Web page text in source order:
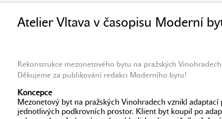
Atelier Vltava v časopisu Moderní
Rekonstrukce mezonetového bytu na pražských
Děkujeme za publikování redakci Moderního bytu!
Koncepce
Mezonetový byt na pražských Vinohradech vznikl
jednotlivých podkrovních prostor. Klient byt koupil po